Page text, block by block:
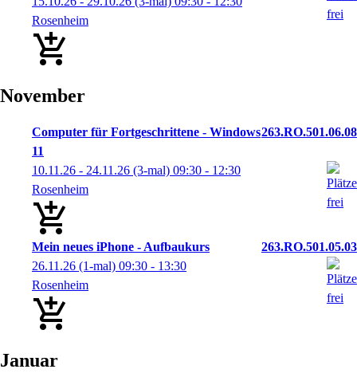
Rosenheim
November
Computer für Fortgeschrittene - Windows
11
263.RO.501.06.08
10.11.26 - 24.11.26 (3-mal) 09:30 - 12:30
Rosenheim
Mein neues iPhone - Aufbaukurs
263.RO.501.05.03
26.11.26 (1-mal) 09:30 - 13:30
Rosenheim
Januar